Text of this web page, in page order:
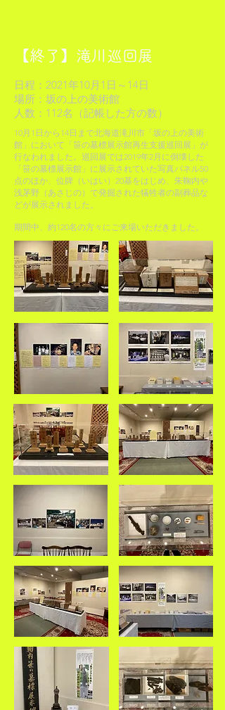
【終了】滝川巡回展
日程：2021年10月1日～14日
場所：坂の上の美術館
人数：112名（記帳した方の数）
10月1日から14日まで北海道滝川市「坂の上の美術
館」において「笹の墓標展示館再生支援巡回展」が
行なわれました。巡回展では2019年2月に倒壊した
「笹の墓標展示館」に展示されていた写真パネル50
点のほか、位牌（いはい）20基をはじめ、朱鞠内や
浅茅野（あさじの）で発掘された犠牲者の副葬品な
どが展示されました。
期間中、約120名の方々にご来場いただきました。